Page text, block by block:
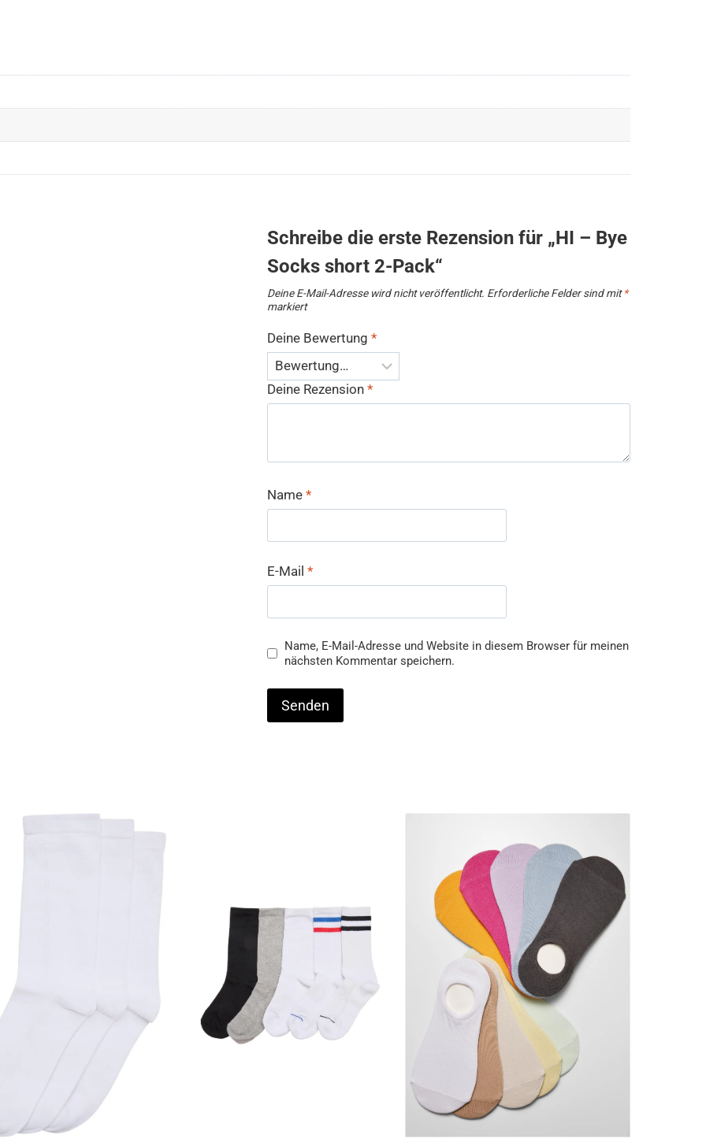
Schreibe die erste Rezension für „HI – Bye
Socks short 2-Pack“
Deine E-Mail-Adresse wird nicht veröffentlicht. Erforderliche Felder sind mit*
markiert
Deine Bewertung*
Deine Rezension*
Name*
E-Mail*
Name, E-Mail-Adresse und Website in diesem Browser für meinen
nächsten Kommentar speichern.